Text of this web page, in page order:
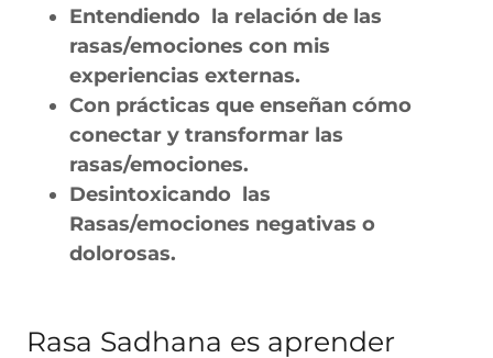
Entendiendo la relación de las
rasas/emociones con mis
experiencias externas.
Con prácticas que enseñan cómo
conectar y transformar las
rasas/emociones.
Desintoxicando las
Rasas/emociones negativas o
dolorosas.
Rasa Sadhana es aprender